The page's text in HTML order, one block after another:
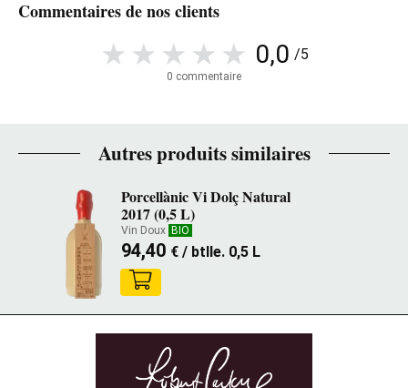
Commentaires de nos clients
0,0 /5
0 commentaire
Autres produits similaires
Porcellànic Vi Dolç Natural
2017 (0,5 L)
Vin Doux BIO
94,40 € / btlle. 0,5 L